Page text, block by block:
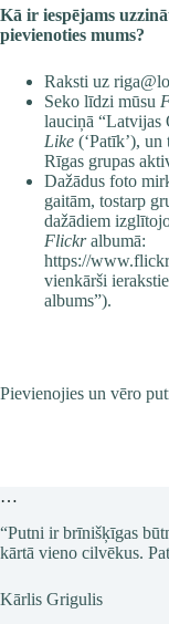
Kā ir iespējams
pievienoties mums?
Raksti uz
Seko līdzi mūsu
lauciņā “Latvijas
Like (‘Patīk’),
Rīgas grupas
Dažādus foto
gaitām, tostarp
dažādiem
Flickralbumā:
https://
vienkārši
albums”).
Pievienojies un vēro
…
“Putni ir brīnišķīgas
kārtā vieno cilvēkus.
Kārlis Grigulis